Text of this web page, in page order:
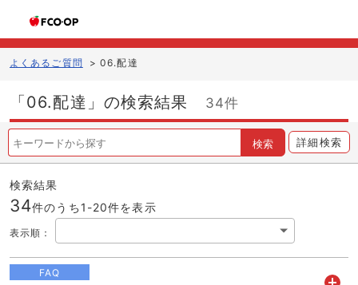
よくあるご質問 > 06.配達
「06.配達」の検索結果 34件
検索 詳細検索
検索結果
34件のうち1-20件を表示
表示順 ：
FAQ